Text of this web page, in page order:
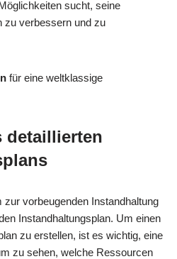
sucht, seine
zu verbessern und zu
für eine weltklassige
detaillierten
vorbeugenden Instandhaltung
Instandhaltungsplan. Um einen
zu erstellen, ist es wichtig, eine
zu sehen, welche Ressourcen